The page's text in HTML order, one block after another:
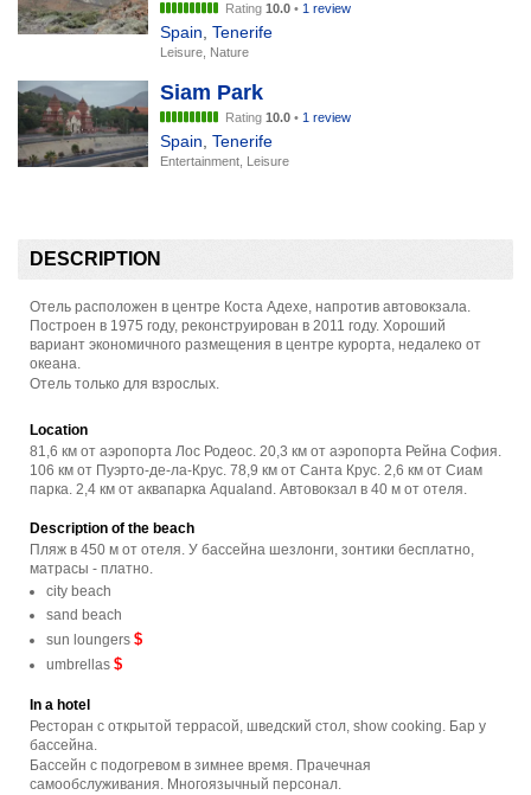
Rating 10.0 • 1 review
Spain Tenerife
Leisure, Nature
Siam Park
Rating 10.0 • 1 review
Spain Tenerife
Entertainment, Leisure
DESCRIPTION
Отель расположен в центре Коста Адехе, напротив автовокзала.
Построен в 1975 году, реконструирован в 2011 году. Хороший
вариант экономичного размещения в центре курорта, недалеко от
океана.
Отель только для взрослых.
Location
81,6 км от аэропорта Лос Родеос. 20,3 км от аэропорта Рейна София.
106 км от Пуэрто-де-ла-Крус. 78,9 км от Санта Крус. 2,6 км от Сиам
парка. 2,4 км от аквапарка Aqualand. Автовокзал в 40 м от отеля.
Description of the beach
Пляж в 450 м от отеля. У бассейна шезлонги, зонтики бесплатно,
матрасы - платно.
city beach
sand beach
sun loungers $
umbrellas $
In a hotel
Ресторан с открытой террасой, шведский стол, show cooking. Бар у
бассейна.
Бассейн с подогревом в зимнее время. Прачечная
самообслуживания. Многоязычный персонал.